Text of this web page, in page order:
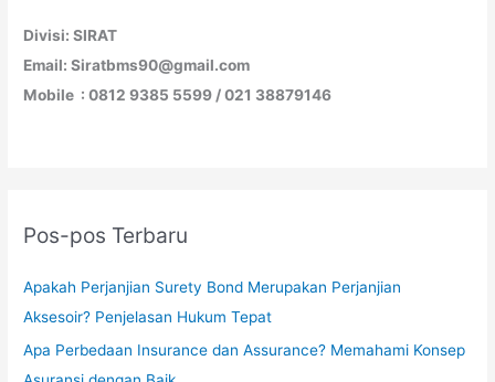
Divisi: SIRAT
Email: Siratbms90@gmail.com
Mobile : 0812 9385 5599 / 021 38879146
Pos-pos Terbaru
Apakah Perjanjian Surety Bond Merupakan Perjanjian
Aksesoir? Penjelasan Hukum Tepat
Apa Perbedaan Insurance dan Assurance? Memahami Konsep